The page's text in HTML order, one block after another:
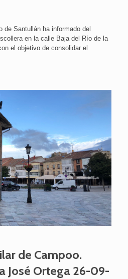
de Santullán ha informado del
en la calle Baja del Río de la
el objetivo de consolidar el
de Campoo.
José Ortega 26-09-